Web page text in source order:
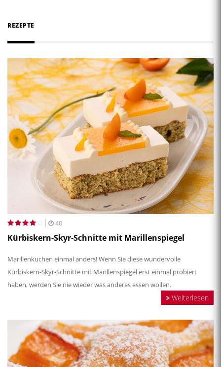
REZEPTE
40
Kürbiskern-Skyr-Schnitte mit Marillenspiegel
Marillenkuchen einmal anders! Wenn Sie diese wundervolle
Kürbiskern-Skyr-Schnitte mit Marillenspiegel erst einmal probiert
haben, werden Sie nie wieder was anderes essen wollen.
Weiterlesen